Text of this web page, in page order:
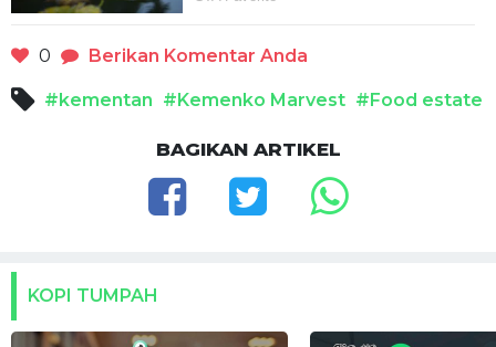
0 Berikan Komentar Anda
#kementan #Kemenko Marvest #Food estate
BAGIKAN ARTIKEL
KOPI TUMPAH